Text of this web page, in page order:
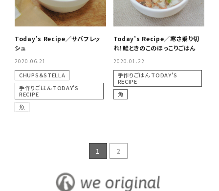
Today’s Recipe／サバフレッ
シュ
2020.06.21
CHUPS＆STELLA
手作りごはん TODAY'S
RECIPE
魚
Today’s Recipe／寒さ乗り切
れ！鮭ときのこのほっこりごはん
2020.01.22
手作りごはん TODAY'S
RECIPE
魚
1 2